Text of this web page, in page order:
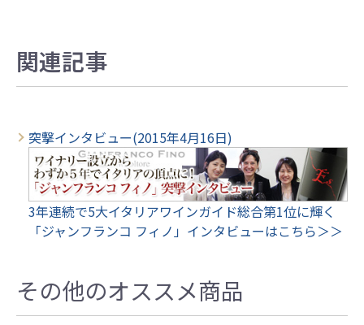
関連記事
突撃インタビュー(2015年4月16日)
3年連続で5大イタリアワインガイド総合第1位に輝く
「ジャンフランコ フィノ」インタビューはこちら＞＞
その他のオススメ商品